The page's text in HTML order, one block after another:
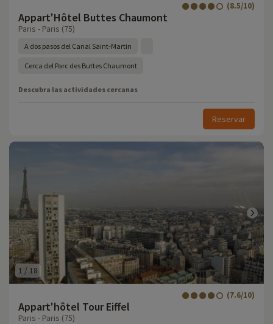
Appart'Hôtel Buttes Chaumont
(8.5/10)
Paris - Paris (75)
A dos pasos del Canal Saint-Martin
Cerca del Parc des Buttes Chaumont
Descubra las actividades cercanas
Reservar
1 / 18
Appart'hôtel Tour Eiffel
(7.6/10)
Paris - Paris (75)